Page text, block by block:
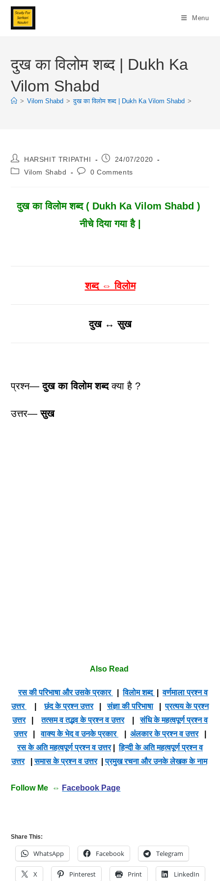
Skip
Content
Menu
दुख का विलोम शब्द | Dukh Ka
Vilom Shabd
> Vilom Shabd > दुख का विलोम शब्द | Dukh Ka Vilom Shabd >
Post
Author:
HARSHIT TRIPATHI
Post24/07/2020
PostVilom Shabd
Post0 Comments
दुख का विलोम शब्द ( Dukh Ka Vilom Shabd )
नीचे दिया गया है |
शब्द ⇔ विलोम
दुख ↔ सुख
प्रश्न—दुखका विलोम शब्दक्या है ?
उत्तर—सुख
Also Read
रस की परिभाषा और उसके प्रकार |विलोम शब्द |वर्णमाला प्रश्न व
उत्तर
|छंद के प्रश्न उत्तर|संज्ञा की परिभाषा|प्रत्यय के प्रश्न
उत्तर|तत्सम व तद्भव के प्रश्न व उत्तर|संधि के महत्वपूर्ण प्रश्न व
उत्तर|वाक्य के भेद व उनके प्रकार अंलकार के प्रश्न व उत्तर|
रस के अति महत्वपूर्ण प्रश्न व उत्तर|हिन्दी के अति महत्वपूर्ण प्रश्न व
उत्तर|समास के प्रश्न व उत्तर|प्रमुख रचना और उनके लेखक के नाम
Follow Me ⇔ Facebook Page
Share This:
WhatsApp Facebook Telegram
X Pinterest Print LinkedIn